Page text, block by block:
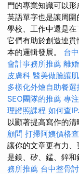
門的專業知識可以形
英語單字也是讓周
學校、工作中還是在
它們有助於創造連
本的邏輯發展。 台
會計事務所推薦 離
皮膚科 醫美做臉讓
多樣化外燴自助餐選
SEO團隊的推薦 專
理證照課程 如何查
以顯著提高寫作的清
顧問 打掃阿姨價格
讓你的文章更有力
是鎂、矽、錳、鋅和
務所推薦 台中整骨